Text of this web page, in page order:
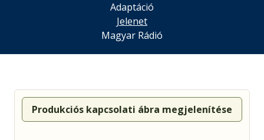
Adaptáció
Jelenet
Magyar Rádió
Produkciós kapcsolati ábra megjelenítése